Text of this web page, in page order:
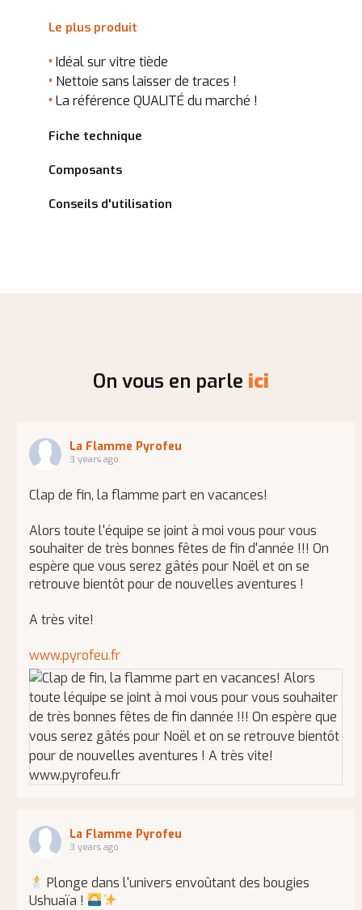
Le plus produit
• Idéal sur vitre tiède
• Nettoie sans laisser de traces !
• La référence QUALITÉ du marché !
Fiche technique
Composants
Conseils d'utilisation
On vous en parle ici
La Flamme Pyrofeu
3 years ago
Clap de fin, la flamme part en vacances!
Alors toute l'équipe se joint à moi vous pour vous
souhaiter de très bonnes fêtes de fin d'année !!! On
espère que vous serez gâtés pour Noël et on se
retrouve bientôt pour de nouvelles aventures !
A très vite!
www.pyrofeu.fr
La Flamme Pyrofeu
3 years ago
Plonge dans l'univers envoûtant des bougies
Ushuaïa !